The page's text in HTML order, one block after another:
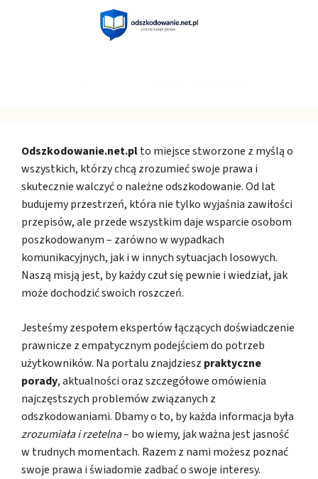
Odszkodowanie.net.plto miejsce stworzone z myślą o
wszystkich, którzy chcą zrozumieć swoje prawa i
skutecznie walczyć o należne odszkodowanie. Od lat
budujemy przestrzeń, która nie tylko wyjaśnia zawiłości
przepisów, ale przede wszystkim daje wsparcie osobom
poszkodowanym – zarówno w wypadkach
komunikacyjnych, jak i w innych sytuacjach losowych.
Naszą misją jest, by każdy czuł się pewnie i wiedział, jak
może dochodzić swoich roszczeń.
Jesteśmy zespołem ekspertów łączących doświadczenie
prawnicze z empatycznym podejściem do potrzeb
użytkowników. Na portalu znajdziesz praktyczne
porady, aktualności oraz szczegółowe omówienia
najczęstszych problemów związanych z
odszkodowaniami. Dbamy o to, by każda informacja była
zrozumiała i rzetelna– bo wiemy, jak ważna jest jasność
w trudnych momentach. Razem z nami możesz poznać
swoje prawa i świadomie zadbać o swoje interesy.